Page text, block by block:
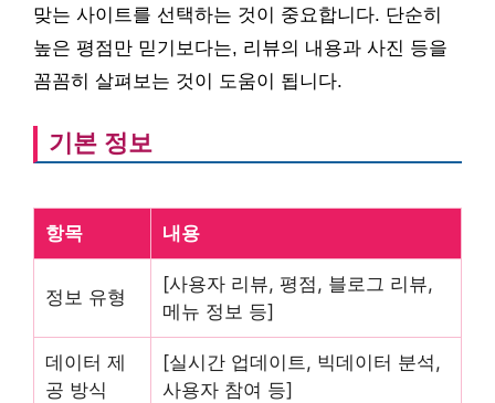
맞는 사이트를 선택하는 것이 중요합니다. 단순히
높은 평점만 믿기보다는, 리뷰의 내용과 사진 등을
꼼꼼히 살펴보는 것이 도움이 됩니다.
기본 정보
항목 내용
정보 유형
[사용자 리뷰, 평점, 블로그 리뷰,
메뉴 정보 등]
데이터 제
공 방식
[실시간 업데이트, 빅데이터 분석,
사용자 참여 등]